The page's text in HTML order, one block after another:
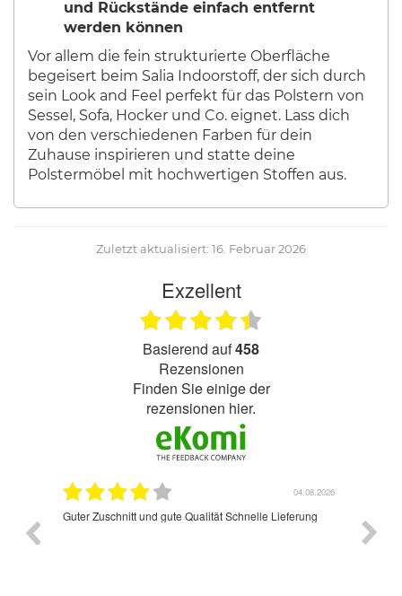
und Rückstände einfach entfernt
werden können
Vor allem die fein strukturierte Oberfläche
begeisert beim Salia Indoorstoff, der sich durch
sein Look and Feel perfekt für das Polstern von
Sessel, Sofa, Hocker und Co. eignet. Lass dich
von den verschiedenen Farben für dein
Zuhause inspirieren und statte deine
Polstermöbel mit hochwertigen Stoffen aus.
Zuletzt aktualisiert: 16. Februar 2026
Exzellent
basierend auf458
Rezensionen
finden Sie einige der
rezensionen hier.
Guter Zuschnitt und gute Qualität Schnelle Lieferung
Super
sind mehr als